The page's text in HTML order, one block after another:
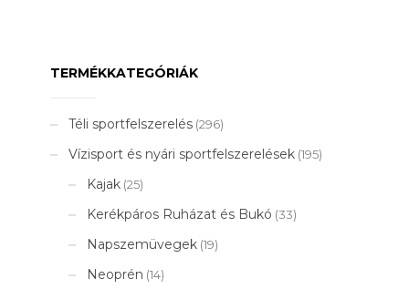
TERMÉKKATEGÓRIÁK
Téli sportfelszerelés (296)
Vízisport és nyári sportfelszerelések (195)
Kajak (25)
Kerékpáros Ruházat és Bukó (33)
Napszemüvegek (19)
Neoprén (14)